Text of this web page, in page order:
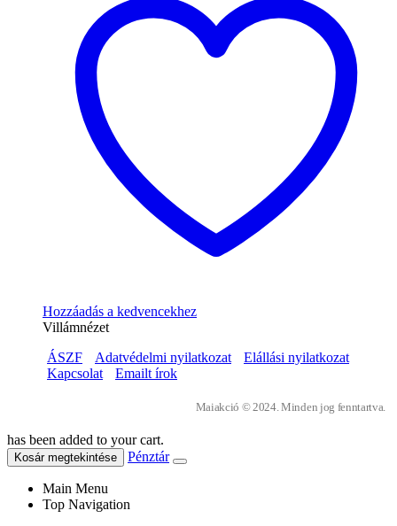
Hozzáadás a kedvencekhez
Villámnézet
ÁSZF
Adatvédelmi nyilatkozat
Elállási nyilatkozat
Kapcsolat
Emailt írok
Maiakció © 2024. Minden jog fenntartva.
has been added to your cart.
Kosár megtekintése Pénztár
Main Menu
Top Navigation